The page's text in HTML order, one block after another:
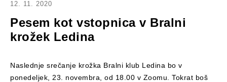
12. 11. 2020
Pesem kot vstopnica v Bralni
krožek Ledina
Naslednje srečanje krožka Bralni klub Ledina bo v
ponedeljek, 23. novembra, od 18.00 v Zoomu. Tokrat boš